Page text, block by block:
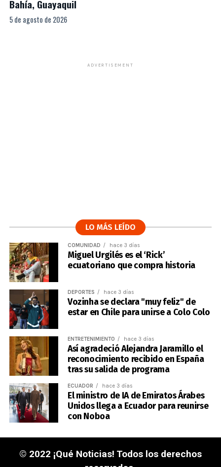
Bahía, Guayaquil
5 de agosto de 2026
ADVERTISEMENT
LO MÁS LEÍDO
COMUNIDAD hace 3 días
Miguel Urgilés es el ‘Rick’
ecuatoriano que compra historia
DEPORTES hace 3 días
Vozinha se declara "muy feliz" de
estar en Chile para unirse a Colo Colo
ENTRETENIMIENTO hace 3 días
Así agradeció Alejandra Jaramillo el
reconocimiento recibido en España
tras su salida de programa
ECUADOR hace 3 días
El ministro de IA de Emiratos Árabes
Unidos llega a Ecuador para reunirse
con Noboa
© 2022 ¡Qué Noticias! Todos los derechos